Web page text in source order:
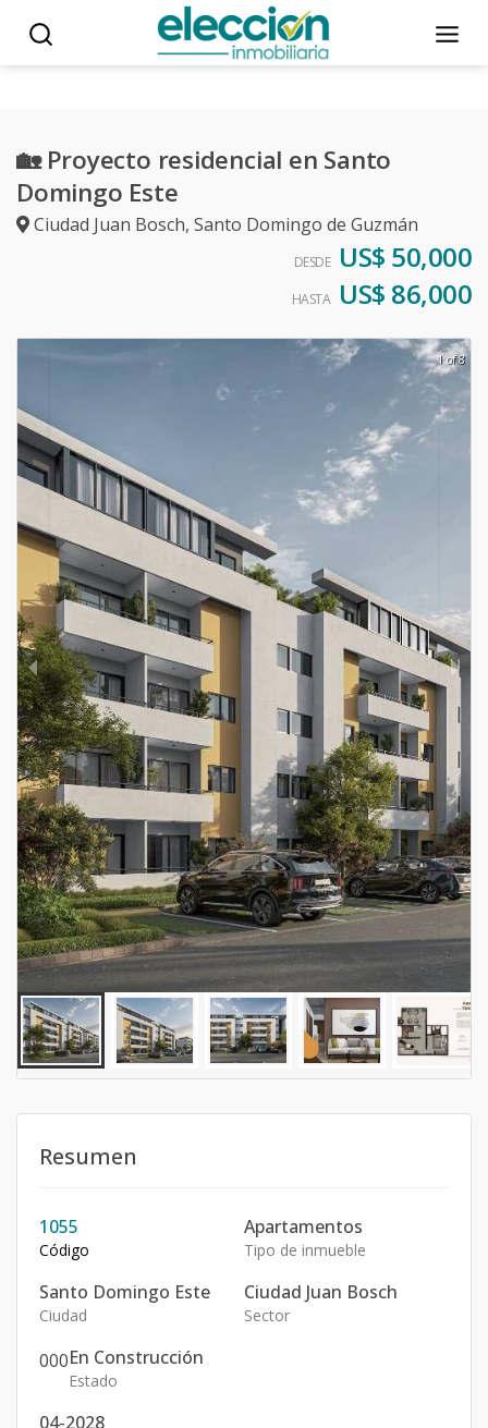
🏡 Proyecto residencial en Santo
Domingo Este
Ciudad Juan Bosch, Santo Domingo de Guzmán
DESDE US$ 50,000
HASTA US$ 86,000
1 of 8
Resumen
1055
Código
Apartamentos
Tipo de inmueble
Santo Domingo Este
Ciudad
Ciudad Juan Bosch
Sector
000En Construcción
Estado
04-2028